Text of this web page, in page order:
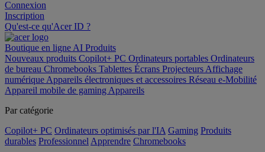
Connexion
Inscription
Qu'est-ce qu'Acer ID ?
Boutique en ligne AI Produits
Nouveaux produits Copilot+ PC Ordinateurs portables Ordinateurs
de bureau Chromebooks Tablettes Écrans Projecteurs Affichage
numérique Appareils électroniques et accessoires Réseau e-Mobilité
Appareil mobile de gaming Appareils
Par catégorie
Copilot+ PC Ordinateurs optimisés par l'IA Gaming Produits
durables Professionnel Apprendre Chromebooks